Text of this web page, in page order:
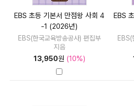
EBS 초등 기본서 만점왕 사회 4
-1 (2026년)
EBS(한국교육방송공사) 편집부
지음
13,950원 (10%)
EBS
EBS(